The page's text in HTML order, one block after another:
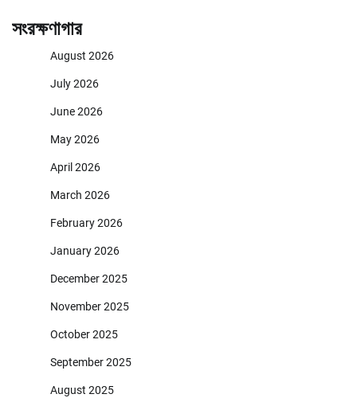
সংরক্ষণাগার
August 2026
July 2026
June 2026
May 2026
April 2026
March 2026
February 2026
January 2026
December 2025
November 2025
October 2025
September 2025
August 2025